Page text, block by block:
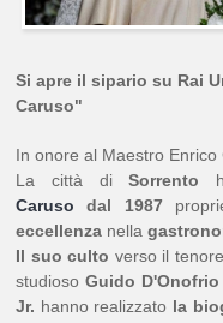
Si apre il sipario su Rai
Caruso"
In onore al Maestro
La città diSorrento
Caruso dal 1987
eccellenza nella
Il suo culto verso il tenore
studiosoGuido D'Onofrio
Jr. hanno realizzato la